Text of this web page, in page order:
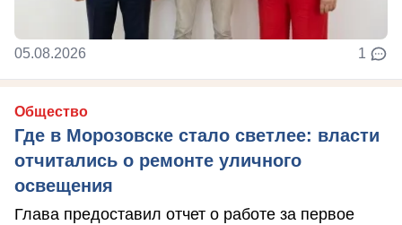
05.08.2026 1
Общество
Где в Морозовске стало светлее: власти
отчитались о ремонте уличного
освещения
Глава предоставил отчет о работе за первое